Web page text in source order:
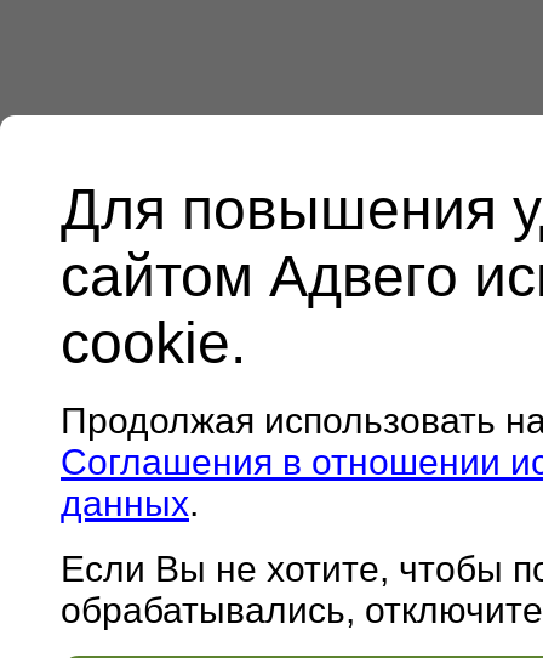
Для повышения
сайтом Адвего
cookie.
Продолжая использовать
Соглашения в отношении
данных.
Если Вы не хотите, чтобы
обрабатывались,